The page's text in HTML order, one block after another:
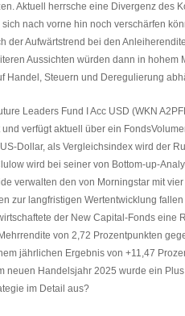
Aktuell herrsche eine Divergenz des
nach vorne hin noch verschärfen
der Aufwärtstrend bei den
Aussichten würden dann in hohem
Handel, Steuern und Deregulierung
Leaders Fund I Acc USD (WKN
verfügt aktuell über ein
Dollar, als Vergleichsindex wird der
wird bei seiner von Bottom-up-
verwalten den von Morningstar mit
zur langfristigen Wertentwicklung
der New Capital-Fonds eine
von 2,72 Prozentpunkten
jährlichen Ergebnis von +11,47
neuen Handelsjahr 2025 wurde ein
im Detail aus?